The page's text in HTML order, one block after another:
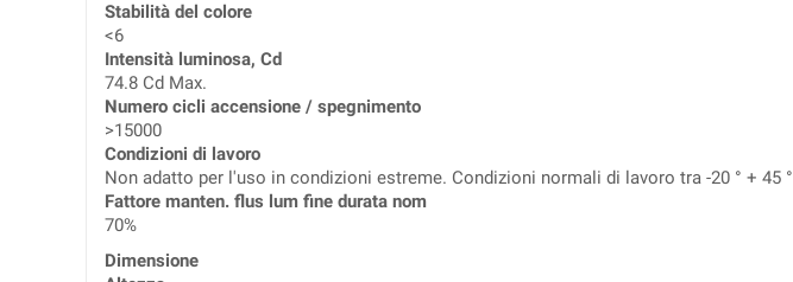
Stabilità del colore
<6
Intensità luminosa, Cd
74.8 Cd Max.
Numero cicli accensione / spegnimento
>15000
Condizioni di lavoro
Non adatto per l'uso in condizioni estreme. Condizioni normali di lavoro tra -20 ° + 45 °
Fattore manten. flus lum fine durata nom
70%
Dimensione